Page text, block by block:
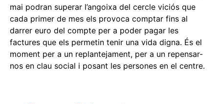
mai podran superar l’angoixa del cercle viciós que
cada primer de mes els provoca comptar fins al
darrer euro del compte per a poder pagar les
factures que els permetin tenir una vida digna. És el
moment per a un replantejament, per a un repensar-
nos en clau social i posant les persones en el centre.